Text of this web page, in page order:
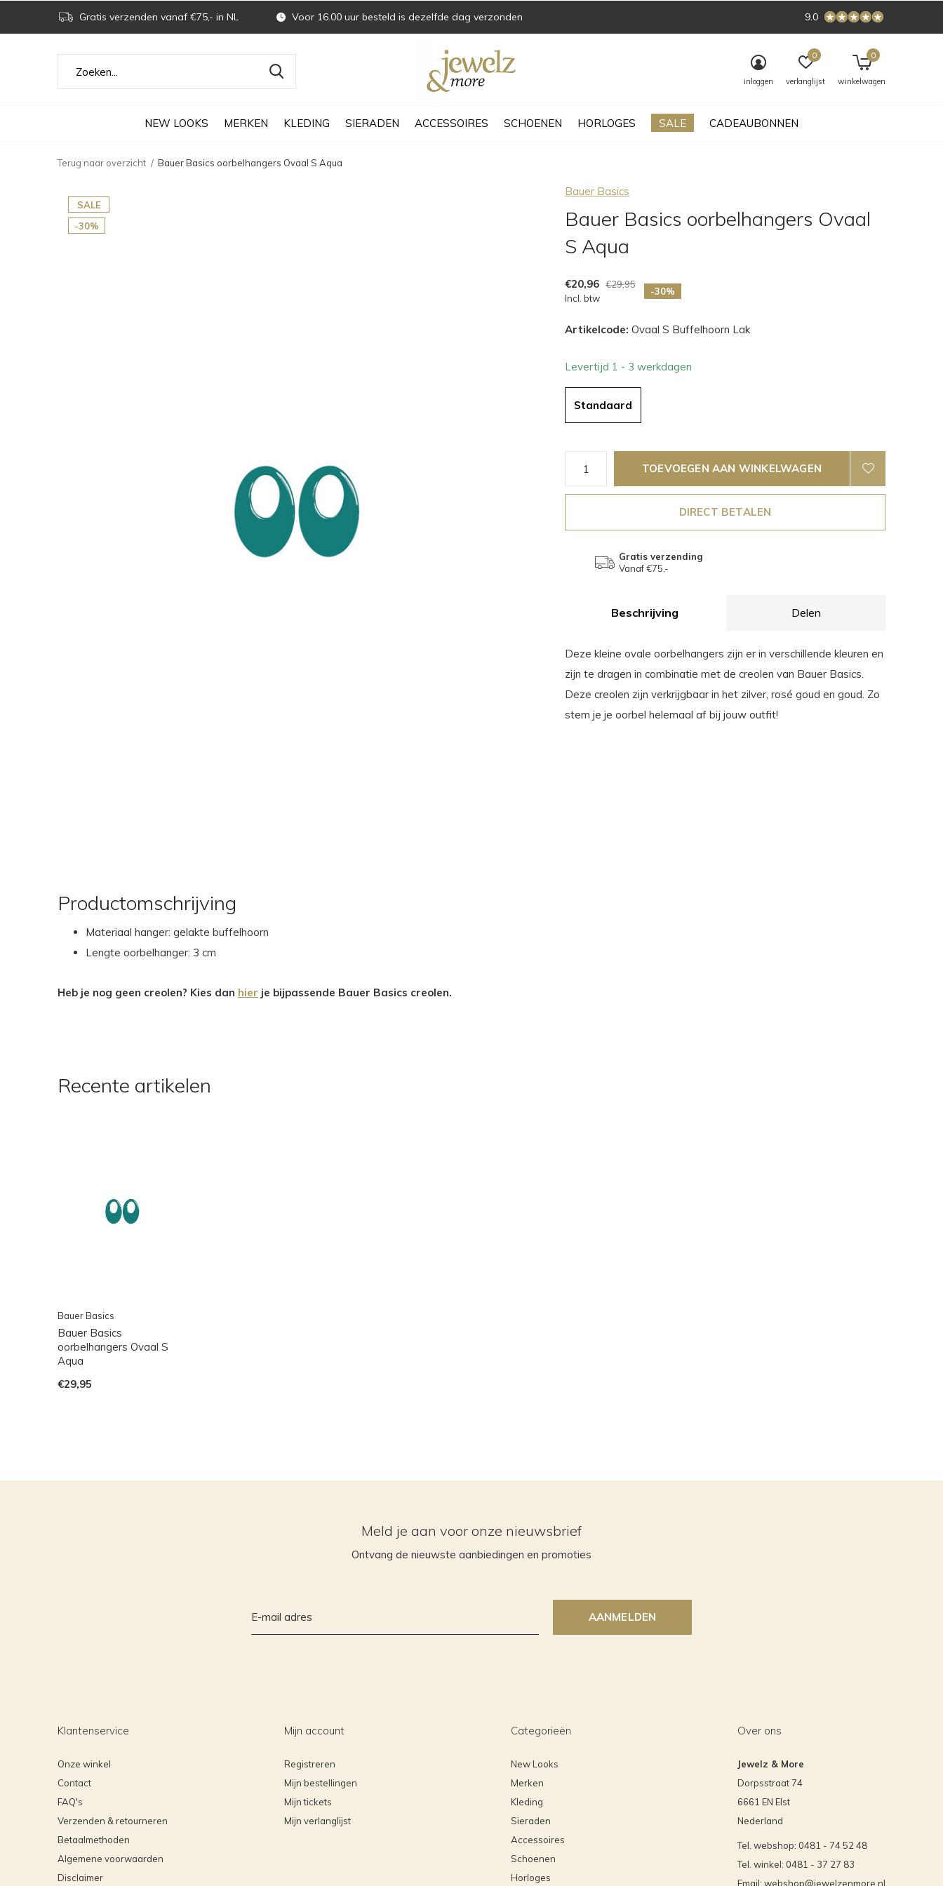
NEW LOOKS MERKEN KLEDING SIERADEN ACCESSOIRES SCHOENEN HORLOGES SALE CADEAUBONNEN
inloggen verlanglijst
0
winkelwagen
0
Gratis verzenden vanaf €75,- in NL Voor 16.00 uur besteld is dezelfde dag verzonden 9.0
Terug naar overzicht Bauer Basics oorbelhangers Ovaal S Aqua
SALE
-30%
Bauer Basics
Bauer Basics oorbelhangers Ovaal
S Aqua
€20,96 €29,95
Incl. btw
-30%
Artikelcode: Ovaal S Buffelhoorn Lak
Levertijd 1 - 3 werkdagen
Standaard
TOEVOEGEN AAN WINKELWAGEN
DIRECT BETALEN
Gratis verzending
Vanaf €75,-
Beschrijving Delen
Deze kleine ovale oorbelhangers zijn er in verschillende kleuren en
zijn te dragen in combinatie met de creolen van Bauer Basics.
Deze creolen zijn verkrijgbaar in het zilver, rosé goud en goud. Zo
stem je je oorbel helemaal af bij jouw outfit!
Productomschrijving
Materiaal hanger: gelakte buffelhoorn
Lengte oorbelhanger: 3 cm
Heb je nog geen creolen? Kies dan hier je bijpassende Bauer Basics creolen.
Recente artikelen
Bauer Basics
Bauer Basics
oorbelhangers Ovaal S
Aqua
€29,95
Meld je aan voor onze nieuwsbrief
Ontvang de nieuwste aanbiedingen en promoties
AANMELDEN
Klantenservice
Onze winkel
Contact
FAQ's
Verzenden & retourneren
Betaalmethoden
Algemene voorwaarden
Disclaimer
Mijn account
Registreren
Mijn bestellingen
Mijn tickets
Mijn verlanglijst
Categorieën
New Looks
Merken
Kleding
Sieraden
Accessoires
Schoenen
Horloges
Over ons
Jewelz & More
Dorpsstraat 74
6661 EN Elst
Nederland
Tel. webshop: 0481 - 74 52 48
Tel. winkel: 0481 - 37 27 83
Email: webshop@jewelzenmore.nl